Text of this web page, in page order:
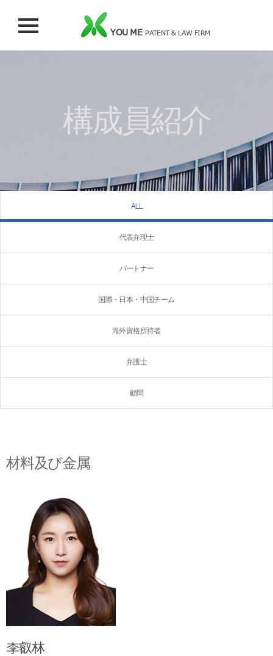
YOU ME PATENT & LAW FIRM
構成員紹介
ALL
代表弁理士
パートナー
国際・日本・中国チーム
海外資格所持者
弁護士
顧問
材料及び金属
李叡林